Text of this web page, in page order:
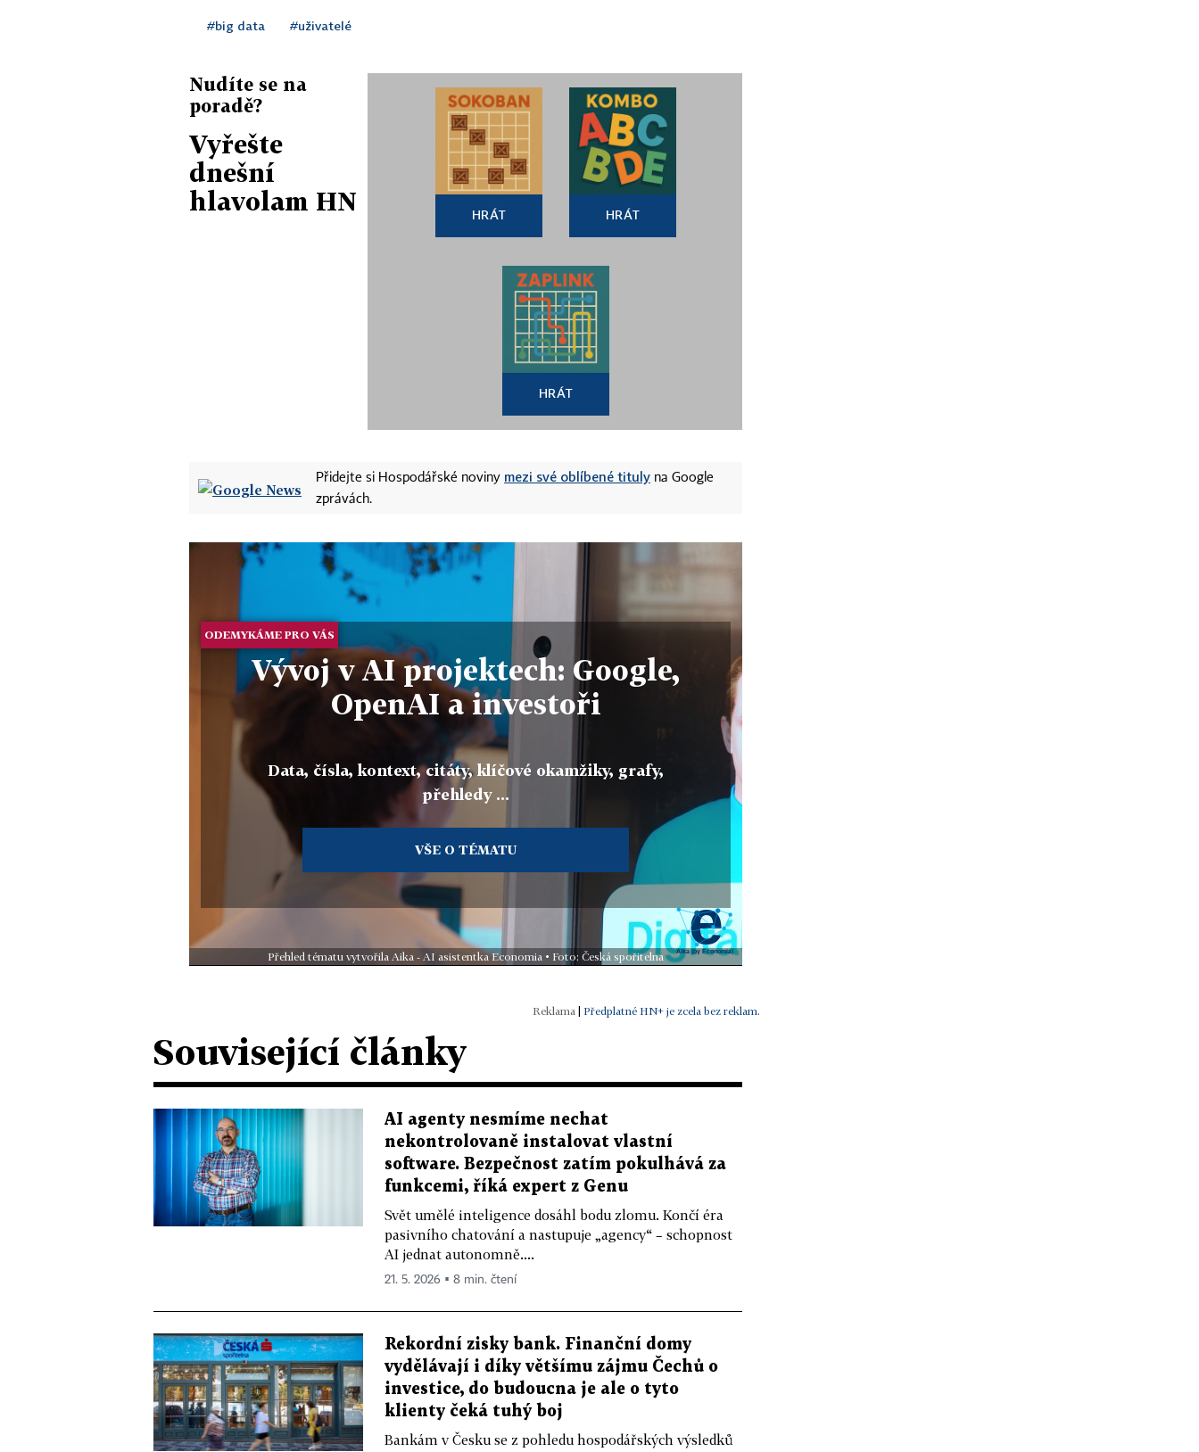
#big data #uživatelé
Nudíte se na
poradě?
Vyřešte
dnešní
hlavolam HN
HRÁT HRÁT
HRÁT
Přidejte si Hospodářské noviny mezi své oblíbené tituly na Google
zprávách.
ODEMYKÁME PRO VÁS
Vývoj v AI projektech: Google,
OpenAI a investoři
Data, čísla, kontext, citáty, klíčové okamžiky, grafy,
přehledy ...
VŠE O TÉMATU
Přehled tématu vytvořila Aika - AI asistentka Economia • Foto: Česká spořitelna
Předplatné HN+ je zcela bez reklam.
Související články
AI agenty nesmíme nechat
nekontrolovaně instalovat vlastní
software. Bezpečnost zatím pokulhává za
funkcemi, říká expert z Genu
Svět umělé inteligence dosáhl bodu zlomu. Končí éra
pasivního chatování a nastupuje „agency“ – schopnost
AI jednat autonomně....
21. 5. 2026 ▪ 8 min. čtení
Rekordní zisky bank. Finanční domy
vydělávají i díky většímu zájmu Čechů o
investice, do budoucna je ale o tyto
klienty čeká tuhý boj
Bankám v Česku se z pohledu hospodářských výsledků